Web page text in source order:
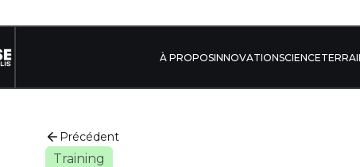
INNOVATIONSCIENCE
À PROPOS
Précédent
Training